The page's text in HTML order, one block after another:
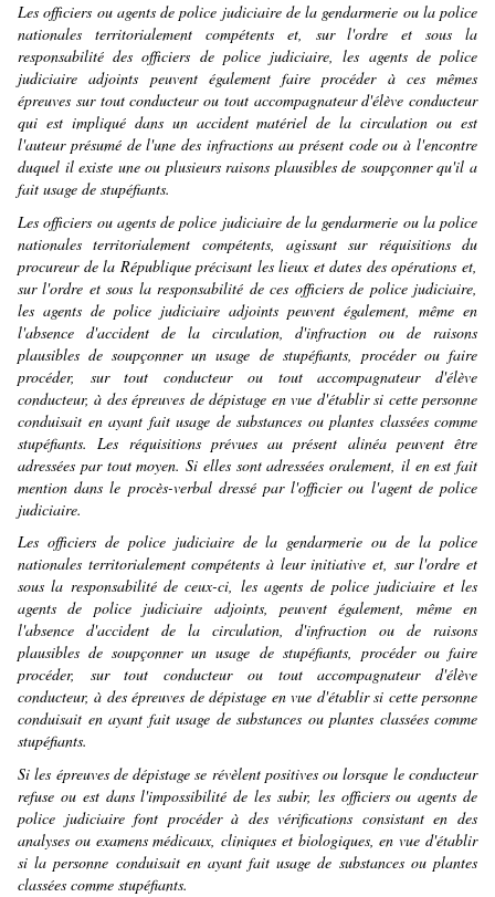
Les officiers ou agents de police judiciaire de la gendarmerie ou la police
nationales territorialement compétents et, sur l'ordre et sous la
responsabilité des officiers de police judiciaire, les agents de police
judiciaire adjoints peuvent également faire procéder à ces mêmes
épreuves sur tout conducteur ou tout accompagnateur d'élève conducteur
qui est impliqué dans un accident matériel de la circulation ou est
l'auteur présumé de l'une des infractions au présent code ou à l'encontre
duquel il existe une ou plusieurs raisons plausibles de soupçonner qu'il a
fait usage de stupéfiants.
Les officiers ou agents de police judiciaire de la gendarmerie ou la police
nationales territorialement compétents, agissant sur réquisitions du
procureur de la République précisant les lieux et dates des opérations et,
sur l'ordre et sous la responsabilité de ces officiers de police judiciaire,
les agents de police judiciaire adjoints peuvent également, même en
l'absence d'accident de la circulation, d'infraction ou de raisons
plausibles de soupçonner un usage de stupéfiants, procéder ou faire
procéder, sur tout conducteur ou tout accompagnateur d'élève
conducteur, à des épreuves de dépistage en vue d'établir si cette personne
conduisait en ayant fait usage de substances ou plantes classées comme
stupéfiants. Les réquisitions prévues au présent alinéa peuvent être
adressées par tout moyen. Si elles sont adressées oralement, il en est fait
mention dans le procès-verbal dressé par l'officier ou l'agent de police
judiciaire.
Les officiers de police judiciaire de la gendarmerie ou de la police
nationales territorialement compétents à leur initiative et, sur l'ordre et
sous la responsabilité de ceux-ci, les agents de police judiciaire et les
agents de police judiciaire adjoints, peuvent également, même en
l'absence d'accident de la circulation, d'infraction ou de raisons
plausibles de soupçonner un usage de stupéfiants, procéder ou faire
procéder, sur tout conducteur ou tout accompagnateur d'élève
conducteur, à des épreuves de dépistage en vue d'établir si cette personne
conduisait en ayant fait usage de substances ou plantes classées comme
stupéfiants.
Si les épreuves de dépistage se révèlent positives ou lorsque le conducteur
refuse ou est dans l'impossibilité de les subir, les officiers ou agents de
police judiciaire font procéder à des vérifications consistant en des
analyses ou examens médicaux, cliniques et biologiques, en vue d'établir
si la personne conduisait en ayant fait usage de substances ou plantes
classées comme stupéfiants.